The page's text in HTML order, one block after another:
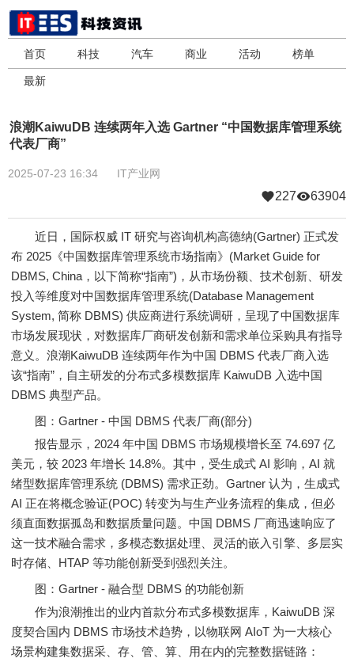
首页 科技 汽车 商业 活动 榜单
最新
浪潮KaiwuDB 连续两年入选 Gartner “中国数据库管理系统
代表厂商”
2025-07-23 16:34 IT产业网
227 63904
近日，国际权威 IT 研究与咨询机构高德纳(Gartner) 正式发
布 2025《中国数据库管理系统市场指南》(Market Guide for
DBMS, China，以下简称“指南”)，从市场份额、技术创新、研发
投入等维度对中国数据库管理系统(Database Management
System, 简称 DBMS) 供应商进行系统调研，呈现了中国数据库
市场发展现状，对数据库厂商研发创新和需求单位采购具有指导
意义。浪潮KaiwuDB 连续两年作为中国 DBMS 代表厂商入选
该“指南”，自主研发的分布式多模数据库 KaiwuDB 入选中国
DBMS 典型产品。
图：Gartner - 中国 DBMS 代表厂商(部分)
报告显示，2024 年中国 DBMS 市场规模增长至 74.697 亿
美元，较 2023 年增长 14.8%。其中，受生成式 AI 影响，AI 就
绪型数据库管理系统 (DBMS) 需求正劲。Gartner 认为，生成式
AI 正在将概念验证(POC) 转变为与生产业务流程的集成，但必
须直面数据孤岛和数据质量问题。中国 DBMS 厂商迅速响应了
这一技术融合需求，多模态数据处理、灵活的嵌入引擎、多层实
时存储、HTAP 等功能创新受到强烈关注。
图：Gartner - 融合型 DBMS 的功能创新
作为浪潮推出的业内首款分布式多模数据库，KaiwuDB 深
度契合国内 DBMS 市场技术趋势，以物联网 AIoT 为一大核心
场景构建集数据采、存、管、算、用在内的完整数据链路：